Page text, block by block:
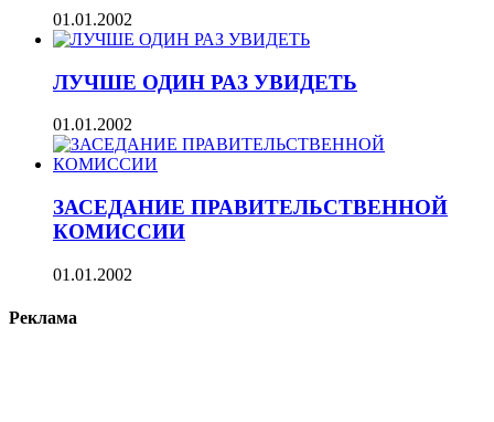
01.01.2002
ЛУЧШЕ ОДИН РАЗ УВИДЕТЬ
01.01.2002
ЗАСЕДАНИЕ ПРАВИТЕЛЬСТВЕННОЙ
КОМИССИИ
01.01.2002
Реклама